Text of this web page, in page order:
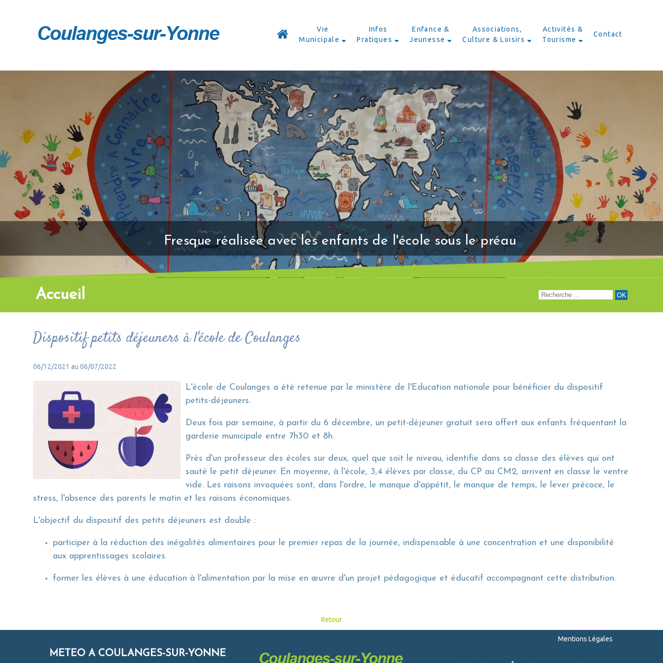
Vie
Municipale
Infos
Pratiques
Enfance &
Jeunesse
Associations,
Culture & Loisirs
Activités &
Tourisme
Contact
Fresque réalisée avec les enfants de l'école sous le préau
"Venez à notre
Accueil
Dispositif petits déjeuners à l'école de Coulanges
06/12/2021 au 06/07/2022
L'école de Coulanges a été retenue par le ministère de l'Education nationale pour bénéficier du dispositif
petits-déjeuners.
Deux fois par semaine, à partir du 6 décembre, un petit-déjeuner gratuit sera offert aux enfants fréquentant la
garderie municipale entre 7h30 et 8h.
Près d'un professeur des écoles sur deux, quel que soit le niveau, identifie dans sa classe des élèves qui ont
sauté le petit déjeuner. En moyenne, à l'école, 3,4 élèves par classe, du CP au CM2, arrivent en classe le ventre
vide. Les raisons invoquées sont, dans l'ordre, le manque d'appétit, le manque de temps, le lever précoce, le
stress, l'absence des parents le matin et les raisons économiques.
L'objectif du dispositif des petits déjeuners est double :
participer à la réduction des inégalités alimentaires pour le premier repas de la journée, indispensable à une concentration et une disponibilité
aux apprentissages scolaires.
former les élèves à une éducation à l'alimentation par la mise en œuvre d'un projet pédagogique et éducatif accompagnant cette distribution.
Retour
METEO A COULANGES-SUR-YONNE
Mentions Légales